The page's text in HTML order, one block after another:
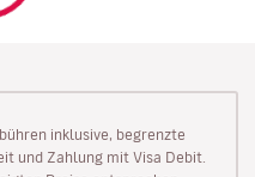
inklusive, begrenzte
und Zahlung mit Visa Debit.